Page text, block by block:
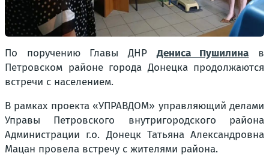
По поручению Главы ДНРДениса Пушилина в
Петровском районе города Донецка продолжаются
встречи с населением.
В рамках проекта «УПРАВДОМ» управляющий делами
Управы Петровского внутригородского района
Администрации г.о. Донецк Татьяна Александровна
Мацан провела встречу с жителями района.